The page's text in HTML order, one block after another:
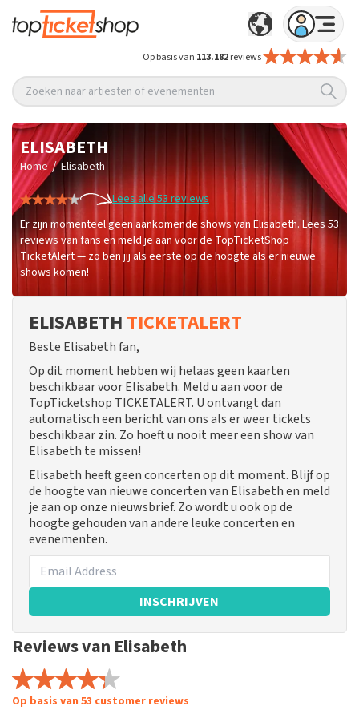
Op basis van 113.182reviews
Zoeken naar artiesten of evenementen
ELISABETH
Home / Elisabeth
Lees alle 53 reviews
Er zijn momenteel geen aankomende shows van Elisabeth. Lees 53
reviews van fans en meld je aan voor de TopTicketShop
TicketAlert — zo ben jij als eerste op de hoogte als er nieuwe
shows komen!
ELISABETH TICKETALERT
Beste Elisabeth fan,
Op dit moment hebben wij helaas geen kaarten
beschikbaar voor Elisabeth. Meld u aan voor de
TopTicketshop TICKETALERT. U ontvangt dan
automatisch een bericht van ons als er weer tickets
beschikbaar zin. Zo hoeft u nooit meer een show van
Elisabeth te missen!
Elisabeth heeft geen concerten op dit moment. Blijf op
de hoogte van nieuwe concerten van Elisabeth en meld
je aan op onze nieuwsbrief. Zo wordt u ook op de
hoogte gehouden van andere leuke concerten en
evenementen.
INSCHRIJVEN
Reviews van Elisabeth
Op basis van 53 customer reviews